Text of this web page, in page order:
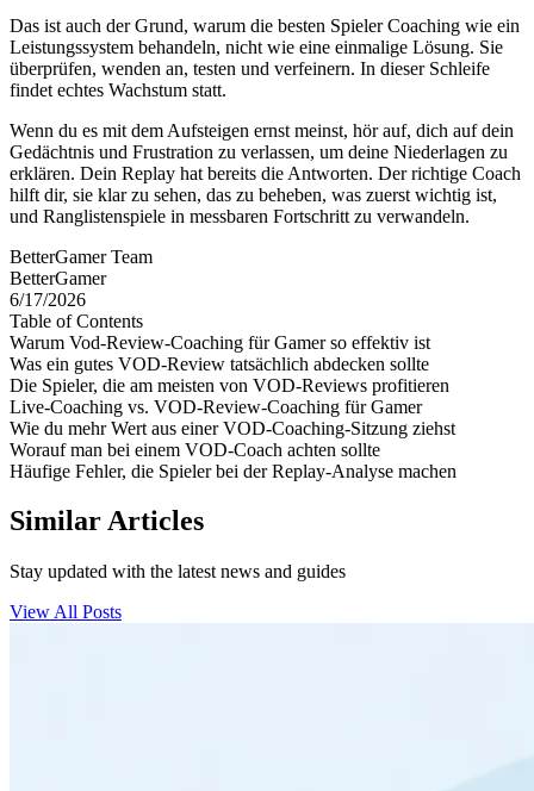
Das ist auch der Grund, warum die besten Spieler Coaching wie ein
Leistungssystem behandeln, nicht wie eine einmalige Lösung. Sie
überprüfen, wenden an, testen und verfeinern. In dieser Schleife
findet echtes Wachstum statt.
Wenn du es mit dem Aufsteigen ernst meinst, hör auf, dich auf dein
Gedächtnis und Frustration zu verlassen, um deine Niederlagen zu
erklären. Dein Replay hat bereits die Antworten. Der richtige Coach
hilft dir, sie klar zu sehen, das zu beheben, was zuerst wichtig ist,
und Ranglistenspiele in messbaren Fortschritt zu verwandeln.
BetterGamer Team
BetterGamer
6/17/2026
Table of Contents
Warum Vod-Review-Coaching für Gamer so effektiv ist
Was ein gutes VOD-Review tatsächlich abdecken sollte
Die Spieler, die am meisten von VOD-Reviews profitieren
Live-Coaching vs. VOD-Review-Coaching für Gamer
Wie du mehr Wert aus einer VOD-Coaching-Sitzung ziehst
Worauf man bei einem VOD-Coach achten sollte
Häufige Fehler, die Spieler bei der Replay-Analyse machen
Similar Articles
Stay updated with the latest news and guides
View All Posts